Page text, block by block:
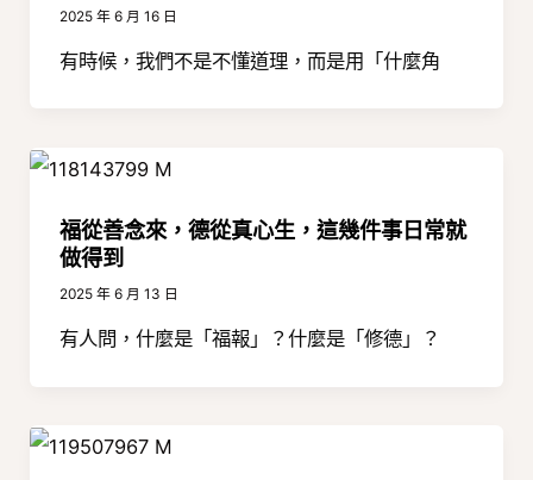
2025 年 6 月 16 日
有時候，我們不是不懂道理，而是用「什麼角
福從善念來，德從真心生，這幾件事日常就
做得到
2025 年 6 月 13 日
有人問，什麼是「福報」？什麼是「修德」？